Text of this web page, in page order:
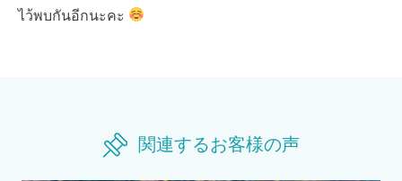
ไว้พบกันอีกนะคะ
関連するお客様の声